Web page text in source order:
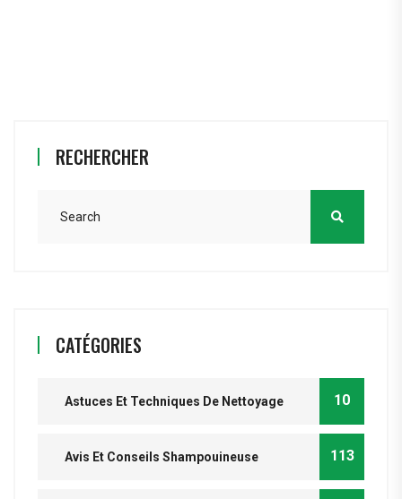
RECHERCHER
CATÉGORIES
Astuces Et Techniques De Nettoyage 10
Avis Et Conseils Shampouineuse 113